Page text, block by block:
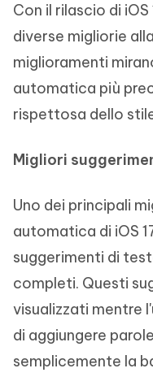
Con il rilascio di
diverse migliorie
miglioramenti
automatica più
rispettosa dello
Migliori
Uno dei principali
automatica di iOS
suggerimenti di
completi. Questi
visualizzati mentre
di aggiungere
semplicemente la